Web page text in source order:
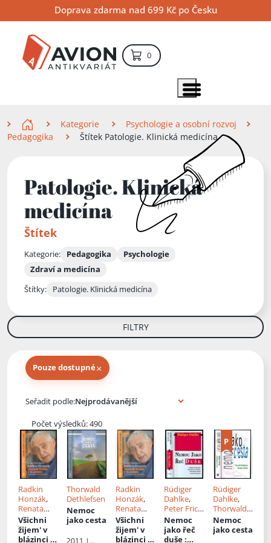
na
obsah
na
navigaci
na
vyhledávání
Doprava zdarma nad 699 Kč po Česku
0položek – košík
Zobrazit položky menu
Kategorie
Psychologie a osobní rozvoj
Pedagogika
Štítek Patologie. Klinická medicína
Patologie. Klinická
medicína
Štítek
Kategorie: Pedagogika
Psychologie
Zdraví a medicína
Štítky:
Patologie. Klinická medicína
FILTRY
Pouze dostupné×
Seřadit podle:
Počet výsledků: 490
Radkin
Honzák,
Renata
Červenkov
á, Il.
Miroslav
Všichni
žijem' v
blázinci :
Thorwald
Dethlefsen
Nemoc
jako cesta
2011 |
Radkin
Honzák,
Renata
Červenkov
á
Všichni
žijem' v
blázinci :
Rüdiger
Dahlke,
Peter Frick,
Robert
Höl, Př.
Eva
Nemoc
jako řeč
duše:
Rüdiger
Dahlke,
Thorwald
Dethlefsen
, Př.Jiří
Pondělíček
Nemoc
jako cesta